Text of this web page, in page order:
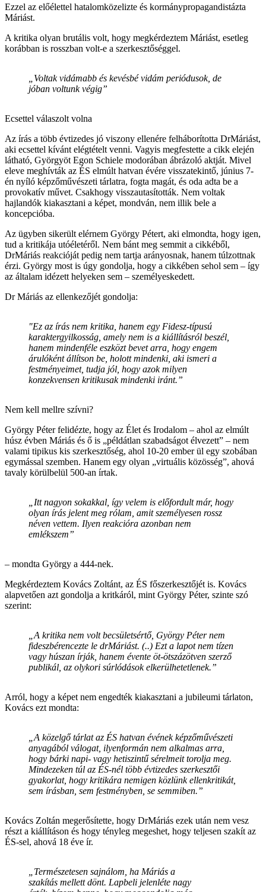
Ezzel az előélettel hatalomközelizte és kormánypropagandistázta
Máriást.
A kritika olyan brutális volt, hogy megkérdeztem Máriást, esetleg
korábban is rosszban volt-e a szerkesztőséggel.
„Voltak vidámabb és kevésbé vidám periódusok, de
jóban voltunk végig”
Ecsettel válaszolt volna
Az írás a több évtizedes jó viszony ellenére felháborította DrMáriást,
aki ecsettel kívánt elégtételt venni. Vagyis megfestette a cikk elején
látható, Györgyöt Egon Schiele modorában ábrázoló aktját. Mivel
eleve meghívták az ÉS elmúlt hatvan évére visszatekintő, június 7-
én nyíló képzőművészeti tárlatra, fogta magát, és oda adta be a
provokatív művet. Csakhogy visszautasították. Nem voltak
hajlandók kiakasztani a képet, mondván, nem illik bele a
koncepcióba.
Az ügyben sikerült elérnem György Pétert, aki elmondta, hogy igen,
tud a kritikája utóéletéről. Nem bánt meg semmit a cikkéből,
DrMáriás reakcióját pedig nem tartja arányosnak, hanem túlzottnak
érzi. György most is úgy gondolja, hogy a cikkében sehol sem – így
az általam idézett helyeken sem – személyeskedett.
Dr Máriás az ellenkezőjét gondolja:
"Ez az írás nem kritika, hanem egy Fidesz-típusú
karaktergyilkosság, amely nem is a kiállításról beszél,
hanem mindenféle eszközt bevet arra, hogy engem
árulóként állítson be, holott mindenki, aki ismeri a
festményeimet, tudja jól, hogy azok milyen
konzekvensen kritikusak mindenki iránt.”
Nem kell mellre szívni?
György Péter felidézte, hogy az Élet és Irodalom – ahol az elmúlt
húsz évben Máriás és ő is „példátlan szabadságot élvezett” – nem
valami tipikus kis szerkesztőség, ahol 10-20 ember ül egy szobában
egymással szemben. Hanem egy olyan „virtuális közösség”, ahová
tavaly körülbelül 500-an írtak.
„Itt nagyon sokakkal, így velem is előfordult már, hogy
olyan írás jelent meg rólam, amit személyesen rossz
néven vettem. Ilyen reakcióra azonban nem
emlékszem”
– mondta György a 444-nek.
Megkérdeztem Kovács Zoltánt, az ÉS főszerkesztőjét is. Kovács
alapvetően azt gondolja a kritkáról, mint György Péter, szinte szó
szerint:
„A kritika nem volt becsületsértő, György Péter nem
fideszbérencezte le drMáriást. (..) Ezt a lapot nem tízen
vagy húszan írják, hanem évente öt-ötszázötven szerző
publikál, az olykori súrlódások elkerülhetetlenek.”
Arról, hogy a képet nem engedték kiakasztani a jubileumi tárlaton,
Kovács ezt mondta:
„A közelgő tárlat az ÉS hatvan évének képzőművészeti
anyagából válogat, ilyenformán nem alkalmas arra,
hogy bárki napi- vagy hetiszintű sérelmeit torolja meg.
Mindezeken túl az ÉS-nél több évtizedes szerkesztői
gyakorlat, hogy kritikára nemigen közlünk ellenkritikát,
sem írásban, sem festményben, se semmiben.”
Kovács Zoltán megerősítette, hogy DrMáriás ezek után nem vesz
részt a kiállításon és hogy tényleg megeshet, hogy teljesen szakít az
ÉS-sel, ahová 18 éve ír.
„Természetesen sajnálom, ha Máriás a
szakítás mellett dönt. Lapbeli jelenléte nagy